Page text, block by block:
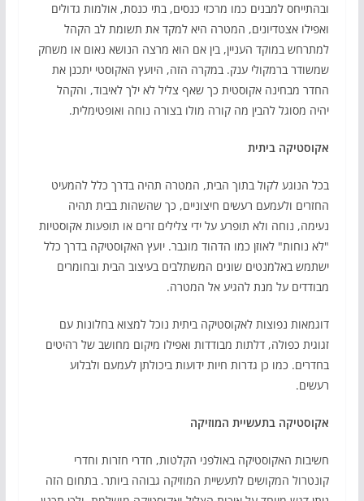
ובהתייחס למבנים כמו מרכזי כנסים, בתי כנסת, אולמות גדולים
ואפילו אצטדיונים, המטרה היא למקד את תשומת לב הקהל
למתרחש במוקד העניין, בין אם הוא מרצה הנושא נאום או משחק
שמשודר ברמקולי ענק. במקרה הזה, היועץ האקוסטי יתכנן את
החדר מבחינה אקוסטית כך שאף צליל לא ילך לאיבוד, והקהל
יהיה מסוגל להבין מה קורה מולו בצורה נוחה ואופטימלית.
אקוסטיקה ביתית
בכל הנוגע לקול בתוך הבית, המטרה תהיה בדרך כלל להמעיט
החזרים ולעמעם רעשים חיצוניים, כך שהשהות בבית תהיה
נעימה, נוחה ולא תופרע על ידי צלילים זרים או תופעות אקוסטיות
"לא נוחות" לאוזן כמו הדהוד מוגבר. יועץ האקוסטיקה בדרך כלל
ישתמש באלמנטים שונים המשתלבים בעיצוב הבית ובחומרים
מבודדים על מנת להגיע אל המטרה.
דוגמאות נפוצות לאקוסטיקה ביתית נוכל למצוא בחלונות עם
זגוגית כפולה, דלתות מבודדות ואפילו מיקום מחושב של רהיטים
בחדרים. כמו כן גדרות חיות ידועות ביכולתן לעמעם ולבלוע
רעשים.
אקוסטיקה בתעשיית המוזיקה
חשיבות האקוסטיקה באולפני הקלטות, חדרי חזרות וחדרי
קונטרול המקושים לתעשיית המוזיקה גבוהה ביותר. בתחום הזה